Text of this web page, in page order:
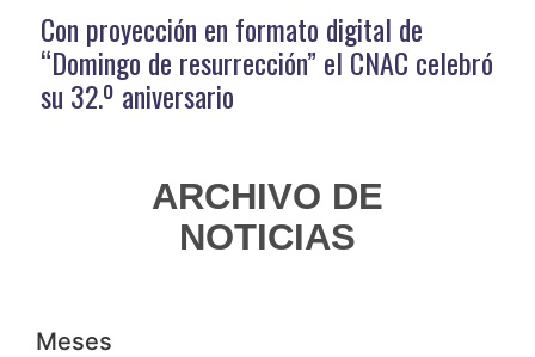
Con proyección en formato digital de
“Domingo de resurrección” el CNAC celebró
su 32.º aniversario
ARCHIVO DE
NOTICIAS
Meses